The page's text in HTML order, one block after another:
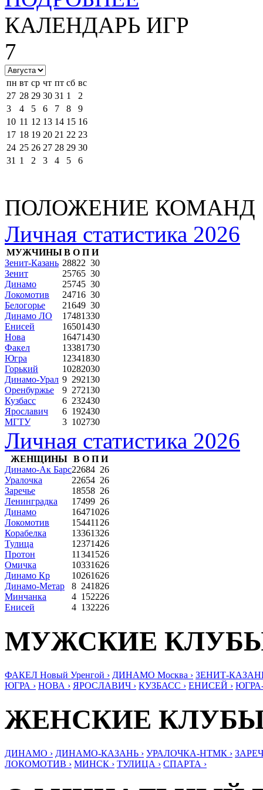
КАЛЕНДАРЬ ИГР
7
пн вт ср чт пт сб вс
27 28 29 30 31 1
2
3
4 5 6 7 8
9
10 11 12 13 14 15 16
17 18 19 20 21 22 23
24 25 26 27 28 29 30
31 1 2 3 4 5 6
ПОЛОЖЕНИЕ КОМАНД
Личная статистика 2026
МУЖЧИНЫВ О П И
Зенит-Казань 28822 30
Зенит
25765 30
Динамо
25745 30
Локомотив
24716 30
Белогорье
21649 30
Динамо ЛО
17481330
Енисей
16501430
Нова
16471430
Факел
13381730
Югра
12341830
Горький
10282030
Динамо-Урал 9 292130
Оренбуржье
9 272130
Кузбасс
6 232430
Ярославич
6 192430
МГТУ
3 102730
Личная статистика 2026
ЖЕНЩИНЫ В О П И
Динамо-Ак Барс22684 26
Уралочка
22654 26
Заречье
18558 26
Ленинградка
17499 26
Динамо
16471026
Локомотив
154411 26
Корабелка
13361326
Тулица
12371426
Протон
11 341526
Омичка
10331626
Динамо Кр
10261626
Динамо-Метар
8 241826
Минчанка
4 152226
Енисей
4 132226
МУЖСКИЕ
ФАКЕЛ Новый Уренгой › ДИНАМО Москва › ЗЕНИТ-
ЮГРА › НОВА › ЯРОСЛАВИЧ › КУЗБАСС › ЕНИСЕЙ ›
ЖЕНСКИЕ
ДИНАМО › ДИНАМО-КАЗАНЬ › УРАЛОЧКА-НТМК ›
ЛОКОМОТИВ › МИНСК › ТУЛИЦА › СПАРТА ›